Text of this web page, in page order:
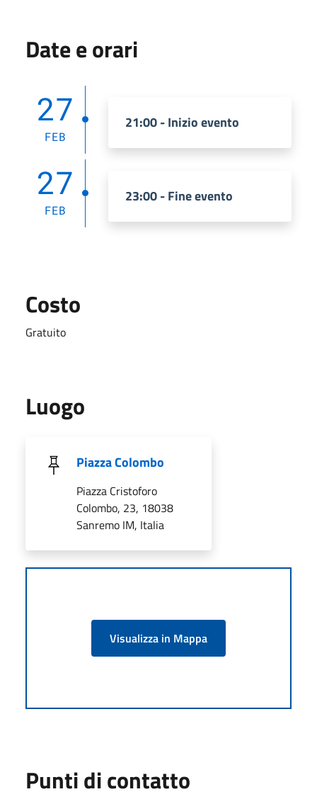
Date e orari
27
FEB
21:00 - Inizio evento
27
FEB
23:00 - Fine evento
Costo
Gratuito
Luogo
Piazza Colombo
Piazza Cristoforo
Colombo, 23, 18038
Sanremo IM, Italia
Visualizza in Mappa
Punti di contatto